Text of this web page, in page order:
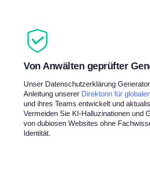
Von Anwälten geprüfter
Unser Datenschutzerklärung
Anleitung unserer Direktorin für
und ihres Teams entwickelt und
Vermeiden Sie KI-Halluzinationen und
von dubiosen Websites ohne
Identität.